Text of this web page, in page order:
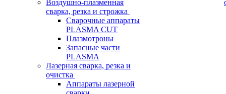
Воздушно-плазменная
сварка, резка и строжка
Сварочные аппараты
PLASMA CUT
Плазмотроны
Запасные части
PLASMA
Лазерная сварка, резка и
очистка
Аппараты лазерной